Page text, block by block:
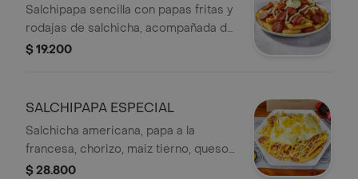
Salchipapa sencilla con papas fritas y
rodajas de salchicha, acompañada de
salsas de mayonesa y tomate.
$ 19.200
SALCHIPAPA ESPECIAL
Salchicha americana, papa a la
francesa, chorizo, maiz tierno, queso
mozzarella, papa chip salsa de la casa.
$ 28.800